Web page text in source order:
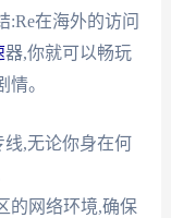
在海外的访问
器,你就可以畅玩
。
,无论你身在何
的网络环境,确保